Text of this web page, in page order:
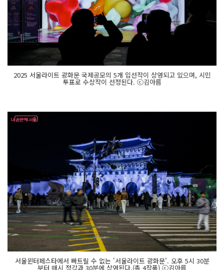
2025 서울라이트 광화문 국제공모의 5개 입선작이 상영되고 있으며, 시민
투표로 수상작이 선정된다. ⓒ김아름
서울윈터페스타에서 빠트릴 수 없는 '서울라이트 광화문'. 오후 5시 30분
부터 매시 정각과 30분에 상영된다.(총 4작품) ⓒ김아름